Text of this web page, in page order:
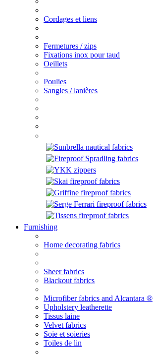
Cordages et liens
Fermetures / zips
Fixations inox pour taud
Oeillets
Poulies
Sangles / lanières
Furnishing
Home decorating fabrics
Sheer fabrics
Blackout fabrics
Microfiber fabrics and Alcantara ®
Upholstery leatherette
Tissus laine
Velvet fabrics
Soie et soieries
Toiles de lin